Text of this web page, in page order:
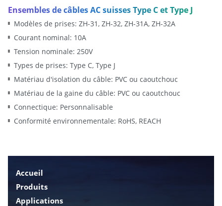
Ensembles de câbles AC suisses Type C et Type J
Modèles de prises: ZH-31, ZH-32, ZH-31A, ZH-32A
Courant nominal: 10A
Tension nominale: 250V
Types de prises: Type C, Type J
Matériau d'isolation du câble: PVC ou caoutchouc
Matériau de la gaine du câble: PVC ou caoutchouc
Connectique: Personnalisable
Conformité environnementale: RoHS, REACH
Accueil
Produits
Applications